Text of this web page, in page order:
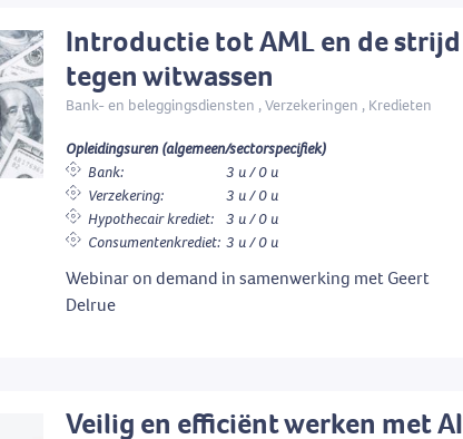
Introductie tot AML en de strijd
tegen witwassen
Bank- en beleggingsdiensten , Verzekeringen , Kredieten
Opleidingsuren (algemeen/sectorspecifiek)
Bank:
3 u / 0 u
Verzekering:
3 u / 0 u
Hypothecair krediet: 3 u / 0 u
Consumentenkrediet: 3 u / 0 u
Webinar on demand in samenwerking met Geert
Delrue
Veilig en efficiënt werken met AI